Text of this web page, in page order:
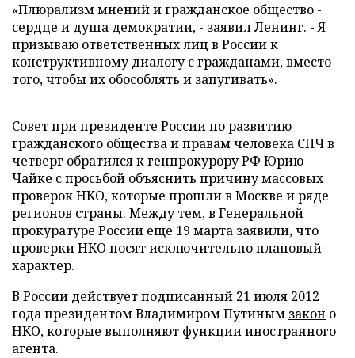
«Плюрализм мнений и гражданское общество -
сердце и душа демократии, - заявил Ленинг. - Я
призываю ответственных лиц в России к
конструктивному диалогу с гражданами, вместо
того, чтобы их обособлять и запугивать».
Совет при президенте России по развитию
гражданского общества и правам человека СПЧ в
четверг обратился к генпрокурору РФ Юрию
Чайке с просьбой объяснить причину массовых
проверок НКО, которые прошли в Москве и ряде
регионов страны. Между тем, в Генеральной
прокуратуре России еще 19 марта заявили, что
проверки НКО носят исключительно плановый
характер.
В России действует подписанный 21 июля 2012
года президентом Владимиром Путиным закон о
НКО, которые выполняют функции иностранного
агента.